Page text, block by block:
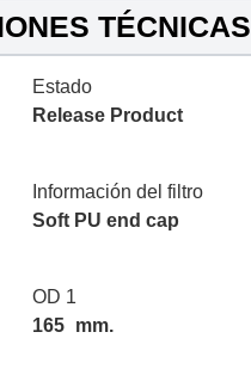
TÉCNICAS
Estado
Release Product
Información del filtro
Soft PU end cap
OD 1
165
mm.